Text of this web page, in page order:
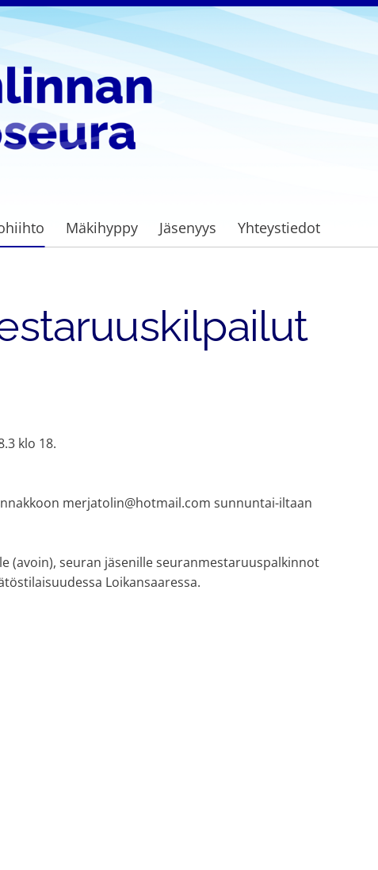
Mäkihyppy Jäsenyys Yhteystiedot
klo 18.
merjatolin@hotmail.com sunnuntai-iltaan
(avoin), seuran jäsenille seuranmestaruuspalkinnot
Loikansaaressa.